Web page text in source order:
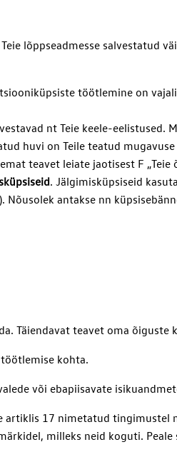
lõppseadmesse salvestatud
töötlemine on
nt Teie keele-eelistused.
huvi on Teile teatud
teavet leiate jaotisest F „Teie
. Jälgimisküpsiseid
antakse nn
Täiendavat teavet oma
kohta.
või ebapiisavate
artiklis 17 nimetatud
milleks neid koguti.